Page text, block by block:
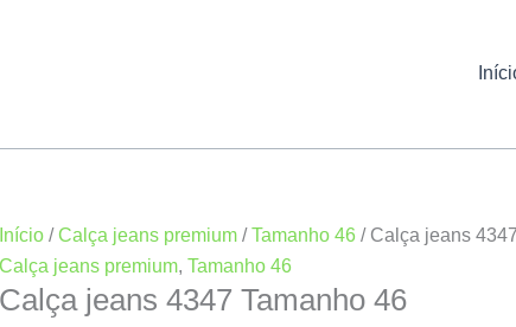
Início /Calça jeans premium /Tamanho 46 / Calça jeans
Calça jeans premium, Tamanho 46
Calça jeans 4347 Tamanho 46